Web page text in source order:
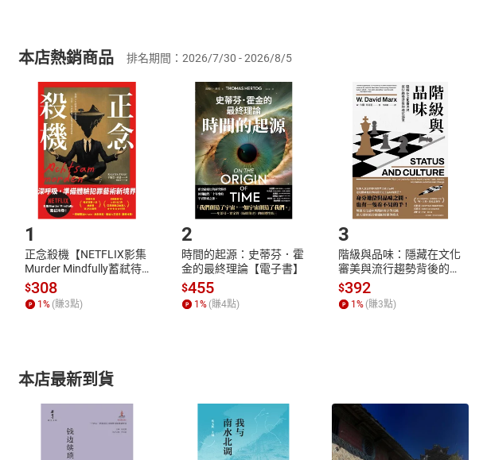
(二)消費者訂購本店鋪之商品即代表知悉本店鋪所銷售之商品為電子書，
且已下載/存取電子書，不得請求退貨退款。
退貨方式：您欲取消訂單或辦理退貨時，請登入樂天市場，並於「我的訂單
貨」，本店鋪將依您的申請進行審核，待審核通過後將為您辦理退款事宜。
請注意，樂天市場須以整筆訂單為單位進行取消/退貨，恕無法以單支商品取
挑選商品
Choose
放入購物車
Shopping cart
登入帳號
Login
購書後，如何開始使用？
Step1.選擇閱讀載具 Step2.登入
本店熱銷商品 排名期間：2026/7/30 - 2026/8/5
1
正念殺機【NETFLIX影集
Murder Mindfully蓄弒待
發】【電子書】
$308
1% (賺3點)
2
時間的起源：史蒂芬．霍
金的最終理論【電子書】
$455
1% (賺4點)
3
階級與品味：隱藏在文化
審美與流行趨勢背後的地
位渴望【電子書】
$392
1% (賺3點)
本店最新到貨